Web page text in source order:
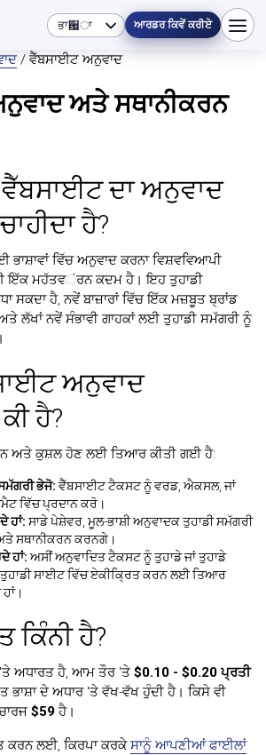
ਆਰਡਰ ਕਿਵੇਂ ਕਰੀਏ
/ ਵੈੱਬਸਾਈਟ ਅਨੁਵਾਦ
ਅਤੇ ਸਥਾਨੀਕਰਨ
ਦਾ ਅਨੁਵਾਦ
ਹੈ?
ਭਾਸ਼ਾਵਾਂ ਵਿੱਚ ਅਨੁਵਾਦ ਕਰਨਾ ਵਿਸ਼ਵਵਿਆਪੀ
ਇੱਕ ਮਹੱਤਵંਰਨ ਕਦਮ ਹੈ। ਇਹ ਤੁਹਾਡੀ
ਸਕਦਾ ਹੈ, ਨਵੇਂ ਬਾਜ਼ਾਰਾਂ ਵਿੱਚ ਇੱਕ ਮਜ਼ਬੂਤ ਬ੍ਰਾਂਡ
ਲੱਖਾਂ ਨਵੇਂ ਸੰਭਾਵੀ ਗਾਹਕਾਂ ਲਈ ਤੁਹਾਡੀ ਸਮੱਗਰੀ ਨੂੰ
ਅਨੁਵਾਦ
ਹੈ?
ਅਤੇ ਕੁਸ਼ਲ ਹੋਣ ਲਈ ਤਿਆਰ ਕੀਤੀ ਗਈ ਹੈ:
ਭੇਜੋ: ਵੈੱਬਸਾਈਟ ਟੈਕਸਟ ਨੂੰ ਵਰਡ, ਐਕਸਲ, ਜਾਂ
ਵਿੱਚ ਪ੍ਰਦਾਨ ਕਰੋ।
ਹਾਂ: ਸਾਡੇ ਪੇਸ਼ੇਵਰ, ਮੂਲ-ਭਾਸ਼ੀ ਅਨੁਵਾਦਕ ਤੁਹਾਡੀ ਸਮੱਗਰੀ
ਸਥਾਨੀਕਰਨ ਕਰਨਗੇ।
ਹਾਂ: ਅਸੀਂ ਅਨੁਵਾਦਿਤ ਟੈਕਸਟ ਨੂੰ ਤੁਹਾਡੇ ਜਾਂ ਤੁਹਾਡੇ
ਸਾਈਟ ਵਿੱਚ ਏਕੀਕ੍ਰਿਤ ਕਰਨ ਲਈ ਤਿਆਰ
ਕਿੰਨੀ ਹੈ?
ਅਧਾਰਤ ਹੈ, ਆਮ ਤੌਰ 'ਤੇ $0.10 - $0.20 ਪ੍ਰਤੀ
ਭਾਸ਼ਾ ਦੇ ਅਧਾਰ 'ਤੇ ਵੱਖ-ਵੱਖ ਹੁੰਦੀ ਹੈ। ਕਿਸੇ ਵੀ
$59ਹੈ।
ਕਰਨ ਲਈ, ਕਿਰਪਾ ਕਰਕੇਸਾਨੂੰ ਆਪਣੀਆਂ ਫਾਈਲਾਂ